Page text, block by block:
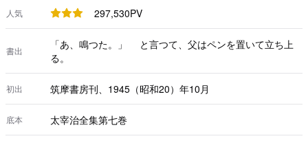
人気 297,530PV
書出
「あ、鳴つた。」 と言つて、父はペンを置いて立ち上
る。
初出 筑摩書房刊、1945（昭和20）年10月
底本 太宰治全集第七巻